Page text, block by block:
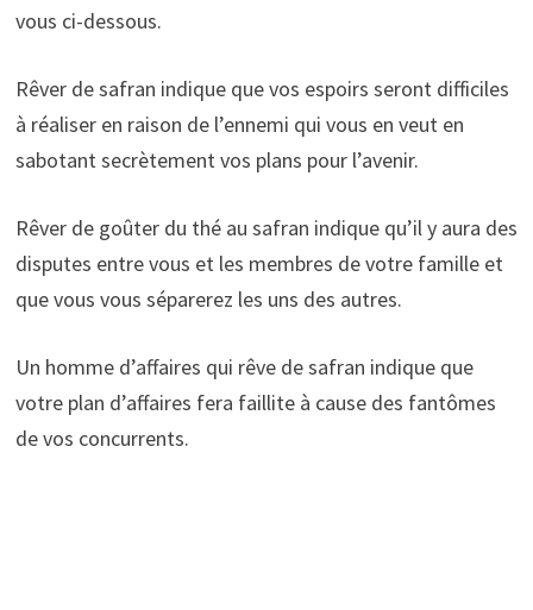
vous ci-dessous.
Rêver de safran indique que vos espoirs seront difficiles
à réaliser en raison de l’ennemi qui vous en veut en
sabotant secrètement vos plans pour l’avenir.
Rêver de goûter du thé au safran indique qu’il y aura des
disputes entre vous et les membres de votre famille et
que vous vous séparerez les uns des autres.
Un homme d’affaires qui rêve de safran indique que
votre plan d’affaires fera faillite à cause des fantômes
de vos concurrents.